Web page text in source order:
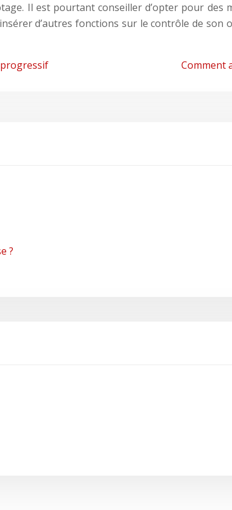
Il est pourtant conseiller d’opter pour des
d’autres fonctions sur le contrôle de son
Comment
?